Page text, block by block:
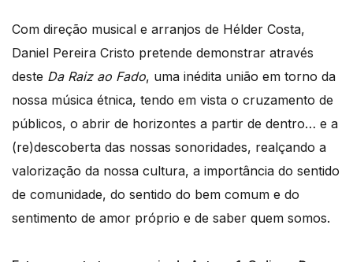
Com direção musical e arranjos de Hélder Costa,
Daniel Pereira Cristo pretende demonstrar através
deste Da Raiz ao Fado, uma inédita união em torno da
nossa música étnica, tendo em vista o cruzamento de
públicos, o abrir de horizontes a partir de dentro… e a
(re)descoberta das nossas sonoridades, realçando a
valorização da nossa cultura, a importância do sentido
de comunidade, do sentido do bem comum e do
sentimento de amor próprio e de saber quem somos.